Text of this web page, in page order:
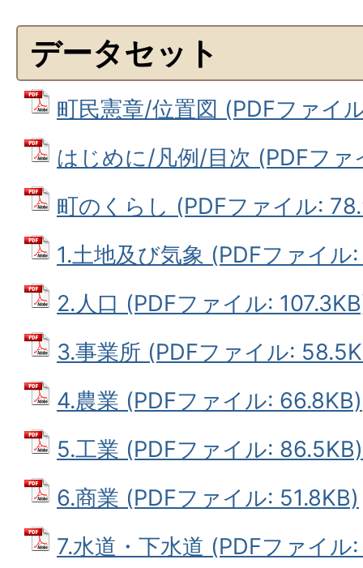
データセット
町民憲章/位置図 (PDFファイ
はじめに/凡例/目次 (PDFファ
町のくらし (PDFファイル:
1.土地及び気象 (PDFファイル
2.人口 (PDFファイル:
3.事業所 (PDFファイル:
4.農業 (PDFファイル: 66.8KB)
5.工業 (PDFファイル: 86.5KB)
6.商業 (PDFファイル: 51.8KB)
7.水道・下水道 (PDFファイル